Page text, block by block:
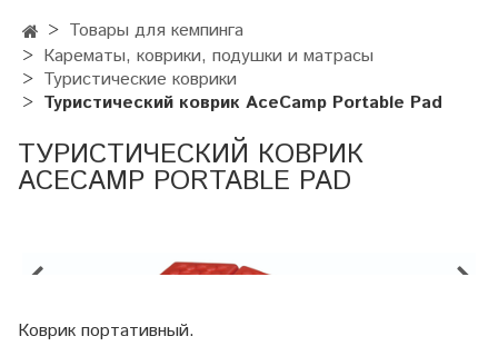
Товары для кемпинга
Карематы, коврики, подушки и матрасы
Туристические коврики
Туристический коврик AceCamp Portable Pad
ТУРИСТИЧЕСКИЙ КОВРИК
ACECAMP PORTABLE PAD
Коврик портативный.